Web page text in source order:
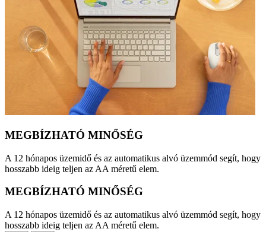
MEGBÍZHATÓ MINŐSÉG
A 12 hónapos üzemidő és az automatikus alvó üzemmód segít, hogy
hosszabb ideig teljen az AA méretű elem.
MEGBÍZHATÓ MINŐSÉG
A 12 hónapos üzemidő és az automatikus alvó üzemmód segít, hogy
hosszabb ideig teljen az AA méretű elem.